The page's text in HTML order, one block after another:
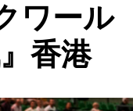
ワール
香港